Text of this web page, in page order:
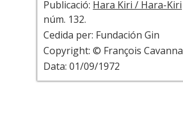
Publicació: Hara Kiri / Hara-Kiri
núm. 132.
Cedida per: Fundación Gin
Copyright: © François Cavanna
Data: 01/09/1972